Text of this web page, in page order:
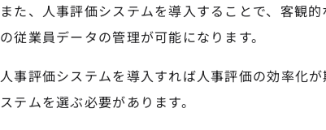
また、人事評価システムを導入することで、客観
の従業員データの管理が可能になります。
人事評価システムを導入すれば人事評価の効率化
ステムを選ぶ必要があります。